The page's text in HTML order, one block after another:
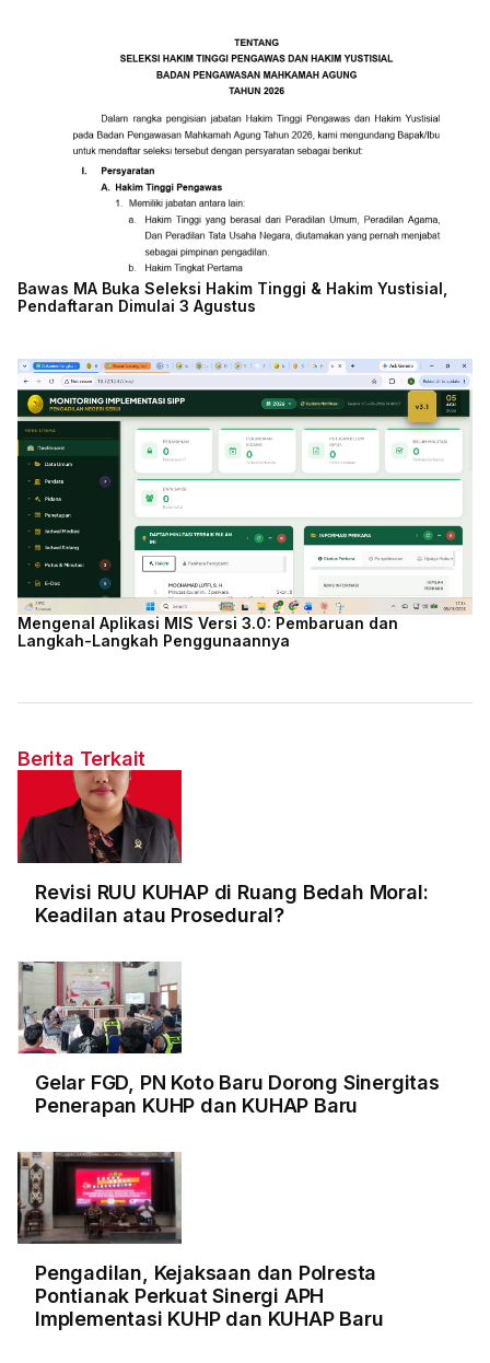
Bawas MA Buka Seleksi Hakim Tinggi & Hakim Yustisial,
Pendaftaran Dimulai 3 Agustus
Mengenal Aplikasi MIS Versi 3.0: Pembaruan dan
Langkah-Langkah Penggunaannya
Berita Terkait
Revisi RUU KUHAP di Ruang Bedah Moral:
Keadilan atau Prosedural?
Gelar FGD, PN Koto Baru Dorong Sinergitas
Penerapan KUHP dan KUHAP Baru
Pengadilan, Kejaksaan dan Polresta
Pontianak Perkuat Sinergi APH
Implementasi KUHP dan KUHAP Baru